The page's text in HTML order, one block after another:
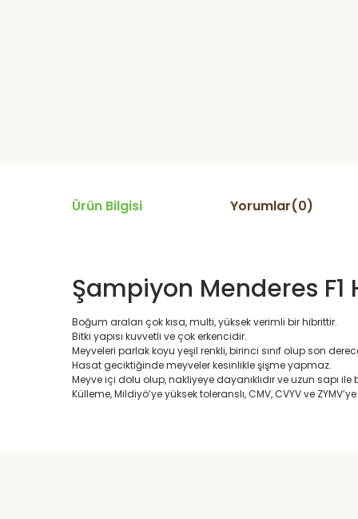
Ürün Bilgisi Yorumlar(0)
Şampiyon Menderes F1
Boğum araları çok kısa, multi, yüksek verimli bir hibrittir.
Bitki yapısı kuvvetli ve çok erkencidir.
Meyveleri parlak koyu yeşil renkli, birinci sınıf olup son
Hasat geciktiğinde meyveler kesinlikle şişme yapmaz.
Meyve içi dolu olup, nakliyeye dayanıklıdır ve uzun sapı
Külleme, Mildiyö’ye yüksek toleranslı, CMV, CVYV ve